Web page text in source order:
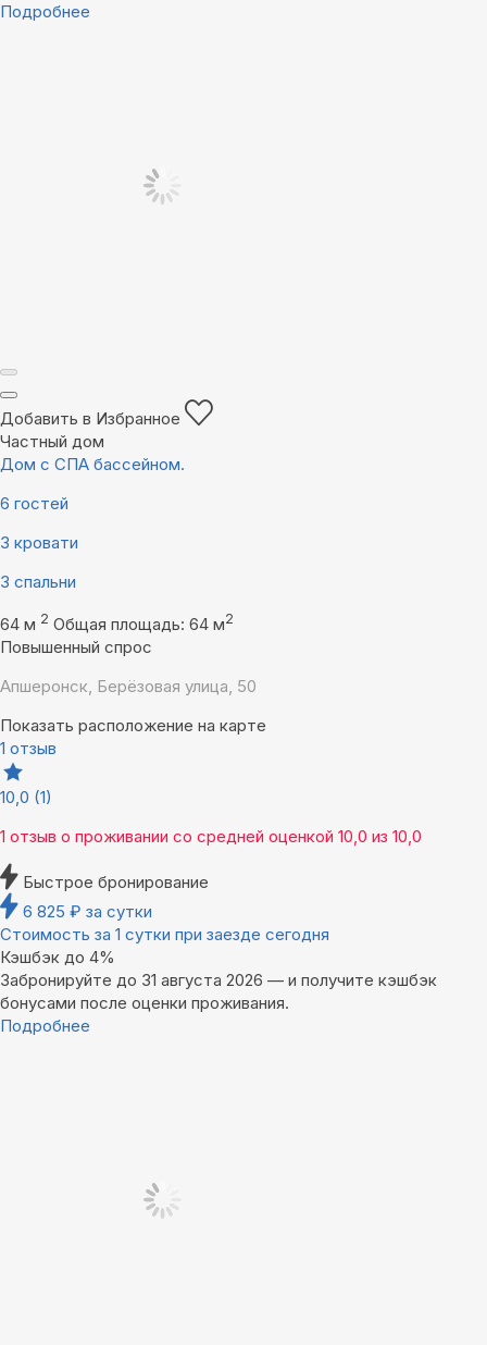
Подробнее
Добавить в Избранное
Частный дом
Дом с СПА бассейном.
6 гостей
3 кровати
3 спальни
64 м 2 Общая площадь: 64 м2
Повышенный спрос
Апшеронск, Берёзовая улица, 50
Показать расположение на карте
1 отзыв
10,0 (1)
1 отзыв о проживании со средней оценкой 10,0 из 10,0
Быстрое бронирование
6 825 ₽ за сутки
Стоимость за 1 сутки при заезде сегодня
Кэшбэк до 4%
Забронируйте до 31 августа 2026 — и получите кэшбэк
бонусами после оценки проживания.
Подробнее